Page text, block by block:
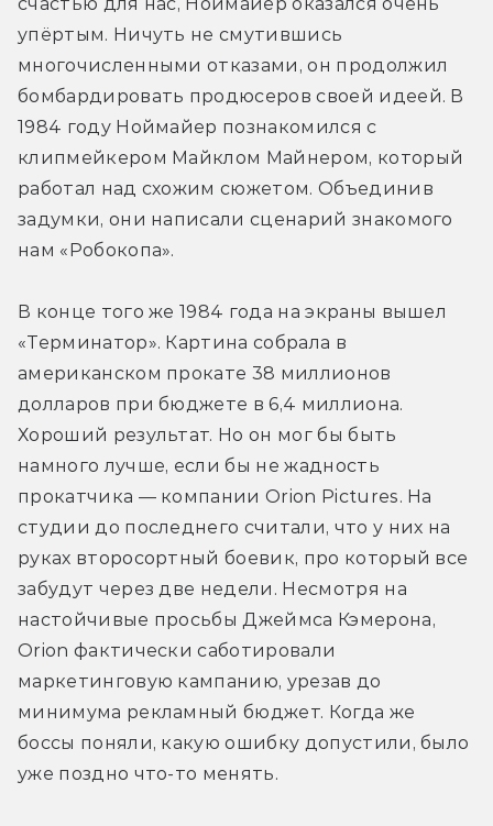
упёртым. Ничуть не смутившись
многочисленными отказами, он продолжил
бомбардировать продюсеров своей идеей. В
1984 году Ноймайер познакомился с
клипмейкером Майклом Майнером, который
работал над схожим сюжетом. Объединив
задумки, они написали сценарий знакомого
нам «Робокопа».
В конце того же 1984 года на экраны вышел
«Терминатор». Картина собрала в
американском прокате 38 миллионов
долларов при бюджете в 6,4 миллиона.
Хороший результат. Но он мог бы быть
намного лучше, если бы не жадность
прокатчика — компании Orion Pictures. На
студии до последнего считали, что у них на
руках второсортный боевик, про который все
забудут через две недели. Несмотря на
настойчивые просьбы Джеймса Кэмерона,
Orion фактически саботировали
маркетинговую кампанию, урезав до
минимума рекламный бюджет. Когда же
боссы поняли, какую ошибку допустили, было
уже поздно что-то менять.